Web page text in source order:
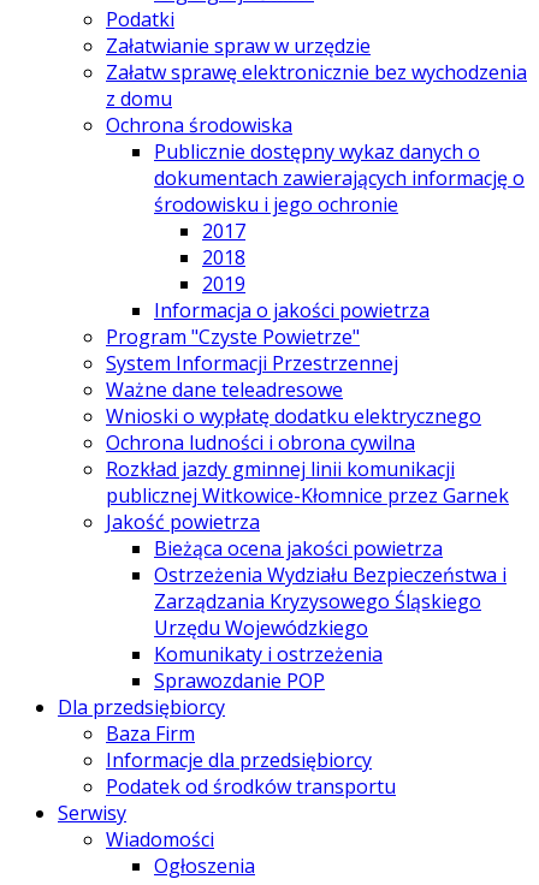
Podatki
Załatwianie spraw w urzędzie
Załatw sprawę elektronicznie bez wychodzenia
z domu
Ochrona środowiska
Publicznie dostępny wykaz danych o
dokumentach zawierających informację o
środowisku i jego ochronie
2017
2018
2019
Informacja o jakości powietrza
Program "Czyste Powietrze"
System Informacji Przestrzennej
Ważne dane teleadresowe
Wnioski o wypłatę dodatku elektrycznego
Ochrona ludności i obrona cywilna
Rozkład jazdy gminnej linii komunikacji
publicznej Witkowice-Kłomnice przez Garnek
Jakość powietrza
Bieżąca ocena jakości powietrza
Ostrzeżenia Wydziału Bezpieczeństwa i
Zarządzania Kryzysowego Śląskiego
Urzędu Wojewódzkiego
Komunikaty i ostrzeżenia
Sprawozdanie POP
Dla przedsiębiorcy
Baza Firm
Informacje dla przedsiębiorcy
Podatek od środków transportu
Serwisy
Wiadomości
Ogłoszenia